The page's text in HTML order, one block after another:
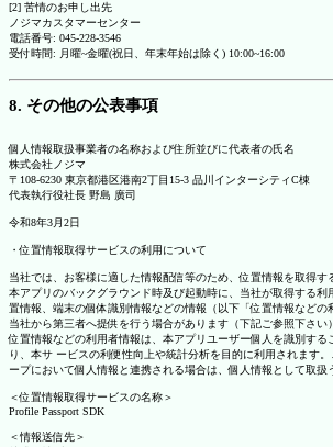
[2] 苦情のお申し出先
ノジマカスタマーセンター
電話番号: 045-228-3546
受付時間: 月曜~金曜(祝日、年末年始は除く) 10:00~16:00
8. その他の公表事項
個人情報取扱事業者の名称および住所並びに代表者の氏名
株式会社ノジマ
〒108-6230 東京都港区港南2丁目15-3 品川インターシティC棟
代表執行役社長 野島 廣司
令和8年3月2日
・位置情報取得サービスの利用について
当社では、お客様に適した情報配信等のため、位置情報を取得す
本アプリのバックグラウンド時及び起動時に、当社が取得する利
置情報、端末の個体識別情報などの情報（以下「位置情報などの
当社から第三者へ提供を行う場合があります（下記ご参照下さい
位置情報などの利用者情報は、本アプリユーザー個人を識別する
り、本サ ービスの利便性向上や統計分析を目的に利用されます
ープにおいて個人情報と連携される場合は、個人情報として取扱
＜位置情報取得サービスの名称＞
Profile Passport SDK
＜情報送信先＞